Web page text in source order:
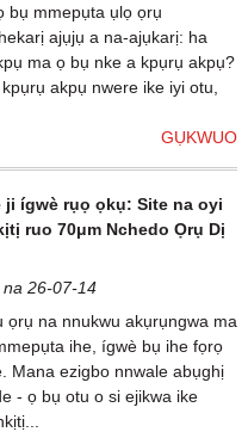
bụ mmepụta ụlọ ọrụ
ajụjụ a na-ajụkarị: ha
ma ọ bụ nke a kpụrụ akpụ?
akpụ nwere ike iyi otu,
GỤKWUO
ji ígwè rụọ ọkụ: Site na oyi
ruo 70μm Nchedo Ọrụ Dị
26-07-14
ọrụ na nnukwu akụrụngwa ma
ihe, ígwè bụ ihe fọrọ
Mana ezigbo nnwale abụghị
- ọ bụ otu o si ejikwa ike